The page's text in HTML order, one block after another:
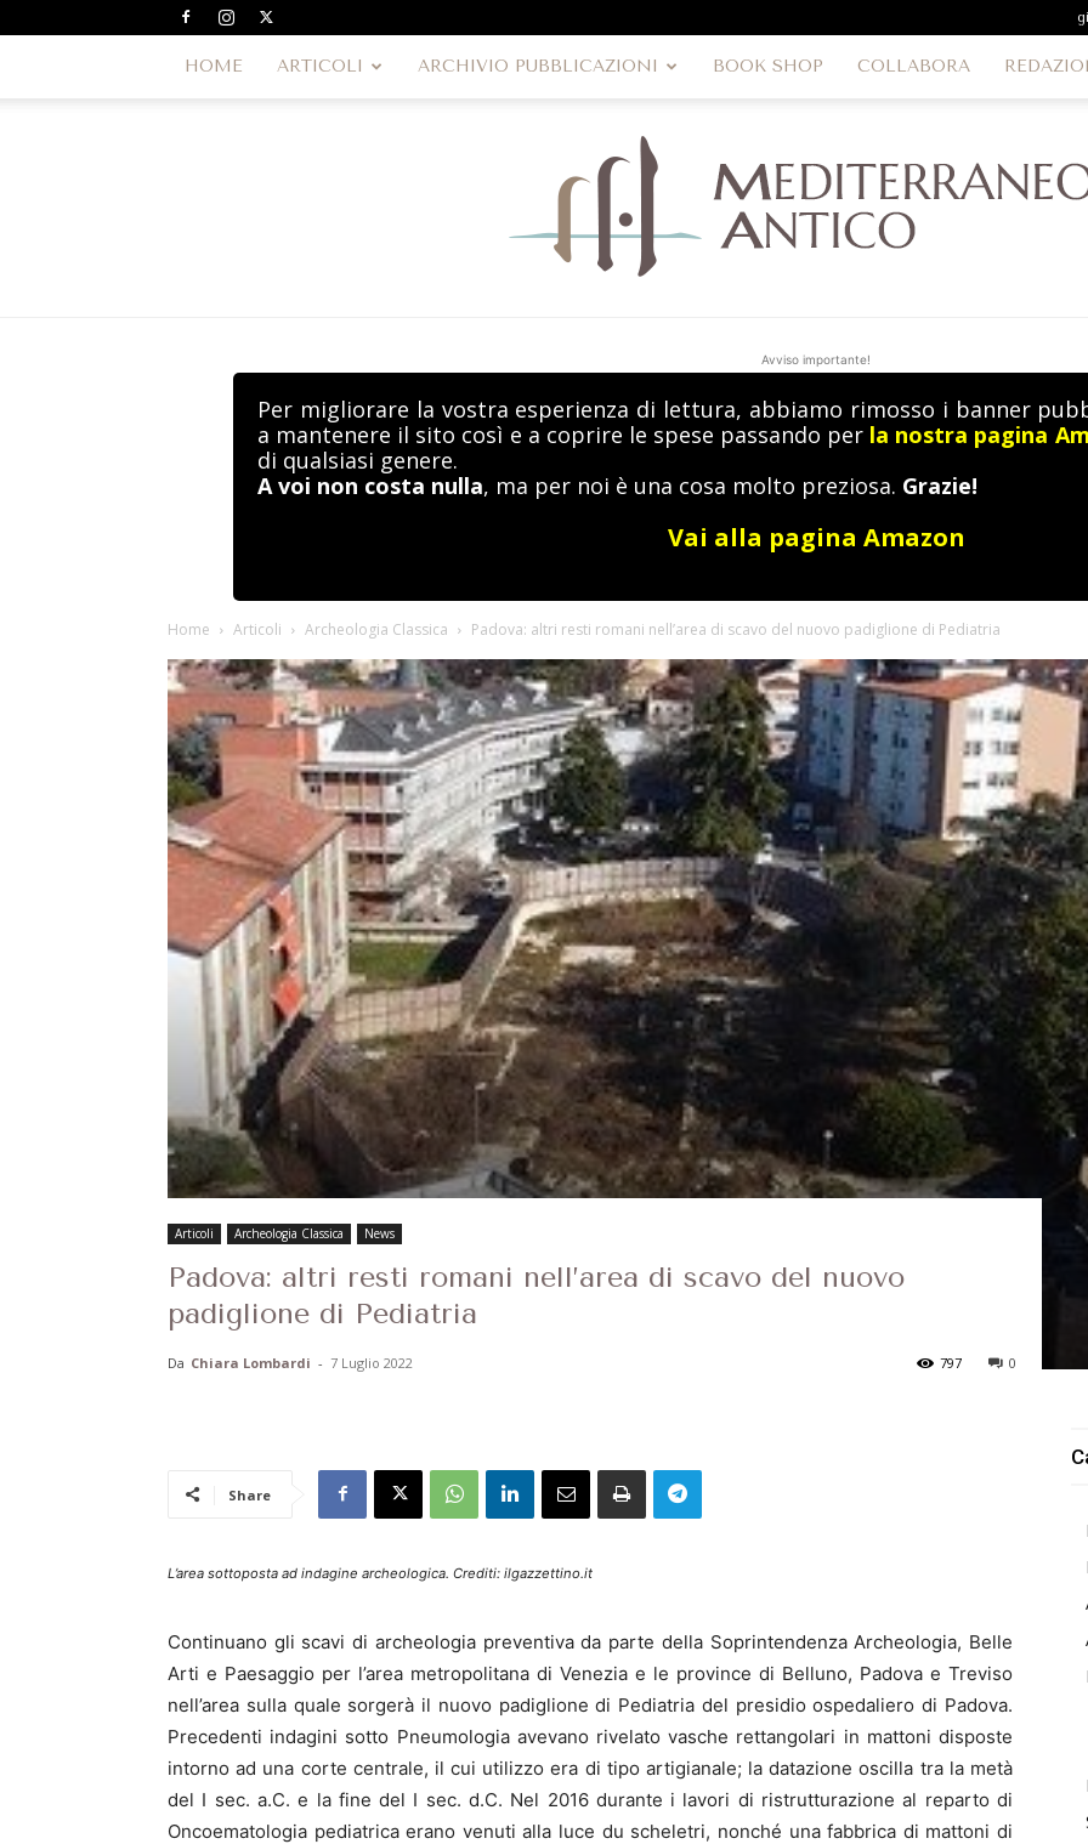
HOME ARTICOLI ARCHIVIO PUBBLICAZIONI BOOK SHOP COLLABORA
MediterraneoAntico
Avviso importante!
Per migliorare la vostra esperienza di lettura, abbiamo rimosso i banner
a mantenere il sito così e a coprire le spese passando per la nostra pagina
di qualsiasi genere.
A voi non costa nulla, ma per noi è una cosa molto preziosa. Grazie!
Vai alla pagina Amazon
Home Articoli Archeologia Classica Padova: altri resti romani nell’area di scavo del nuovo padiglione di Pediatria
Articoli Archeologia Classica News
Padova: altri resti romani nell’area di scavo del nuovo
padiglione di Pediatria
Da Chiara Lombardi - 7 Luglio 2022 0
797
Share
L’area sottoposta ad indagine archeologica. Crediti: ilgazzettino.it
Continuano gli scavi di archeologia preventiva da parte della Soprintendenza Archeologia, Belle
Arti e Paesaggio per l’area metropolitana di Venezia e le province di Belluno, Padova e Treviso
nell’area sulla quale sorgerà il nuovo padiglione di Pediatria del presidio ospedaliero di Padova.
Precedenti indagini sotto Pneumologia avevano rivelato vasche rettangolari in mattoni disposte
intorno ad una corte centrale, il cui utilizzo era di tipo artigianale; la datazione oscilla tra la metà
del I sec. a.C. e la fine del I sec. d.C. Nel 2016 durante i lavori di ristrutturazione al reparto di
Oncoematologia pediatrica erano venuti alla luce du scheletri, nonché una fabbrica di mattoni di